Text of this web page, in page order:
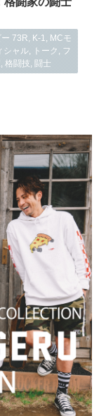
73R,K-1,MCモ
シャル,トーク,フ
,格闘技,闘士